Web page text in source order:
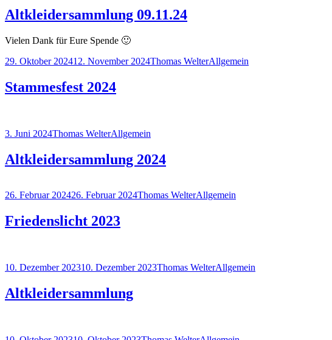
Altkleidersammlung 09.11.24
Vielen Dank für Eure Spende 🙂
Veröffentlicht
29. Oktober 202412. November 2024Autor
Thomas WelterKategorien
Allgemein
Stammesfest 2024
Veröffentlicht
3. Juni 2024Autor
Thomas WelterKategorien
Allgemein
Altkleidersammlung 2024
Veröffentlicht
26. Februar 202426. Februar 2024Autor
Thomas WelterKategorien
Allgemein
Friedenslicht 2023
Veröffentlicht
10. Dezember 202310. Dezember 2023Autor
Thomas WelterKategorien
Allgemein
Altkleidersammlung